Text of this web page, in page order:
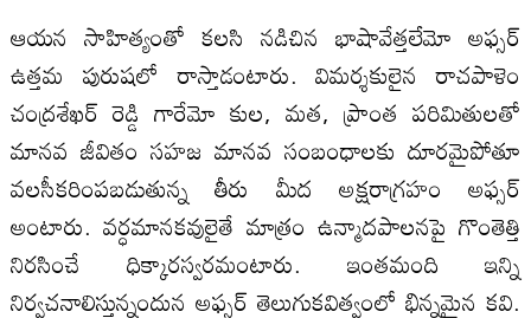
ఆయన సాహిత్యంతో కలసి నడిచిన భాషావేత్తలేమో అఫ్సర్‌
ఉత్తమ పురుషలో రాస్తాడంటారు. విమర్శకులైన రాచపాళెం
చంద్రశేఖర్‌ రెడ్డి గారేమో కుల, మత, ప్రాంత పరిమితులతో
మానవ జీవితం సహజ మానవ సంబంధాలకు దూరమైపోతూ
వలసీకరింపబడుతున్న తీరు మీద అక్షరాగ్రహం అఫ్సర్‌
అంటారు. వర్ధమానకవులైతే మాత్రం ఉన్మాదపాలనపై గొంతెత్తి
నిరసించే ధిక్కారస్వరమంటారు. ఇంతమంది ఇన్ని
నిర్వచనాలిస్తున్నందున అఫ్సర్‌ తెలుగుకవిత్వంలో భిన్నమైన కవి.